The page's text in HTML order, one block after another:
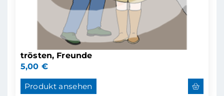
trösten, Freunde
5,00 €
Produkt ansehen